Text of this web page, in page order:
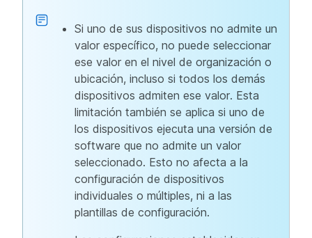
Si uno de sus dispositivos no admite un
valor específico, no puede seleccionar
ese valor en el nivel de organización o
ubicación, incluso si todos los demás
dispositivos admiten ese valor. Esta
limitación también se aplica si uno de
los dispositivos ejecuta una versión de
software que no admite un valor
seleccionado. Esto no afecta a la
configuración de dispositivos
individuales o múltiples, ni a las
plantillas de configuración.